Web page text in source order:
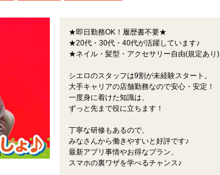
★即日勤務OK！履歴書不要★
★20代・30代・40代が活躍しています♪
★ネイル・髪型・アクセサリー自由(規定あり)
シエロのスタッフは9割が未経験スタート。
大手キャリアの店舗勤務なので安心・安定！
一度身に着けた知識は、
ずっと先まで役に立ちます！
丁寧な研修もあるので、
みなさんから働きやすいと好評です♪
最新アプリ事情やお得なプラン、
スマホの裏ワザを学べるチャンス♪